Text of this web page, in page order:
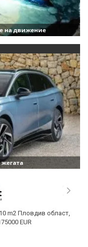
на движение
m2 Пловдив област,
EUR